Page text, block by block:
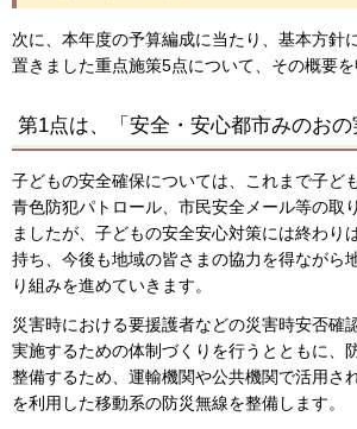
次に、本年度の予算編成に当たり、基本方針
置きました重点施策5点について、その概要を
第1点は、「安全・安心都市みのお
子どもの安全確保については、これまで子ど
青色防犯パトロール、市民安全メール等の取
ましたが、子どもの安全安心対策には終わり
持ち、今後も地域の皆さまの協力を得ながら
り組みを進めていきます。
災害時における要援護者などの災害時安否確
実施するための体制づくりを行うとともに、
整備するため、運輸機関や公共機関で活用さ
を利用した移動系の防災無線を整備します。